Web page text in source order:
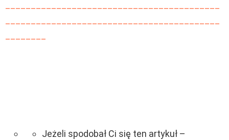
Jeżeli spodobał Ci się ten artykuł –